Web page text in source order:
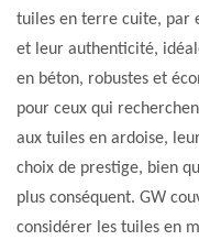
tuiles en terre cuite, par
et leur authenticité,
en béton, robustes et
pour ceux qui
aux tuiles en ardoise,
choix de prestige, bien
plus conséquent. GW
considérer les tuiles en